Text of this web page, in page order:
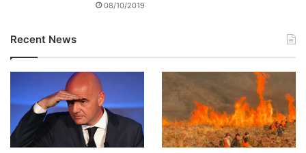
08/10/2019
Recent News